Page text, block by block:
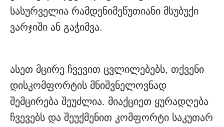
სასურველია რამდენიმეწუთიანი მსუბუქი
ვარჯიში ან გაჭიმვა.
ასეთ მცირე ჩვევით ცვლილებებს, თქვენი
დისკომფორტის მნიშვნელოვნად
შემცირება შეუძლია. მიაქციეთ ყურადღება
ჩვევებს და შეუქმენით კომფორტი საკუთარ